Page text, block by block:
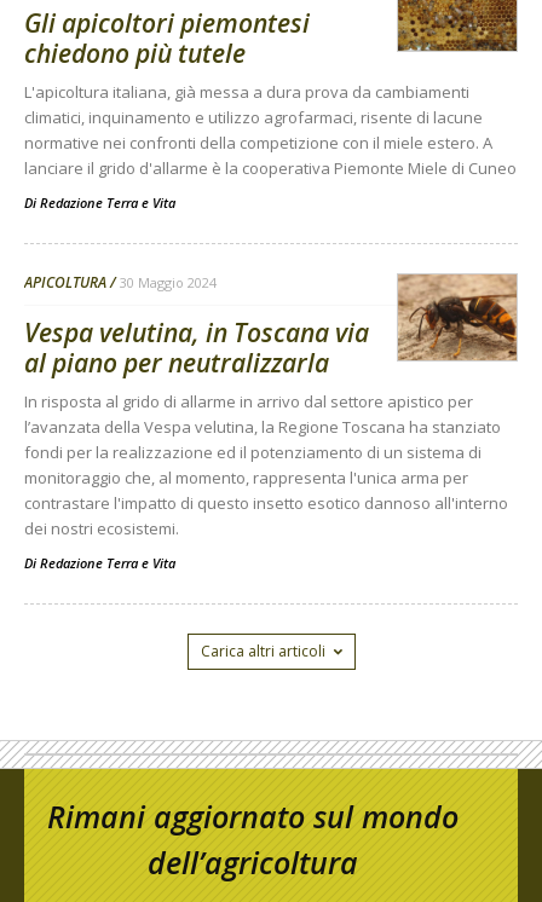
Gli apicoltori piemontesi
chiedono più tutele
L'apicoltura italiana, già messa a dura prova da cambiamenti
climatici, inquinamento e utilizzo agrofarmaci, risente di lacune
normative nei confronti della competizione con il miele estero. A
lanciare il grido d'allarme è la cooperativa Piemonte Miele di Cuneo
Di Redazione Terra e Vita
APICOLTURA 30 Maggio 2024
Vespa velutina, in Toscana via
al piano per neutralizzarla
In risposta al grido di allarme in arrivo dal settore apistico per
l’avanzata della Vespa velutina, la Regione Toscana ha stanziato
fondi per la realizzazione ed il potenziamento di un sistema di
monitoraggio che, al momento, rappresenta l'unica arma per
contrastare l'impatto di questo insetto esotico dannoso all'interno
dei nostri ecosistemi.
Di Redazione Terra e Vita
Carica altri articoli
Rimani aggiornato sul mondo
dell’agricoltura